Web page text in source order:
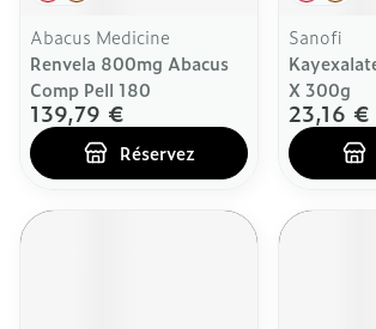
Abacus Medicine
Renvela 800mg Abacus
Comp Pell 180
139,79 €
Réservez
Sanofi
X 300g
23,16 €